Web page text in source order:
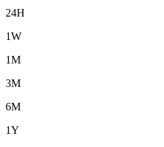
24H
1W
1M
3M
6M
1Y